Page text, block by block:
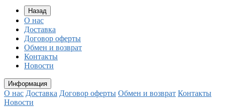
Назад
О нас
Доставка
Договор оферты
Обмен и возврат
Контакты
Новости
Информация
О нас Доставка Договор оферты Обмен и возврат Контакты
Новости